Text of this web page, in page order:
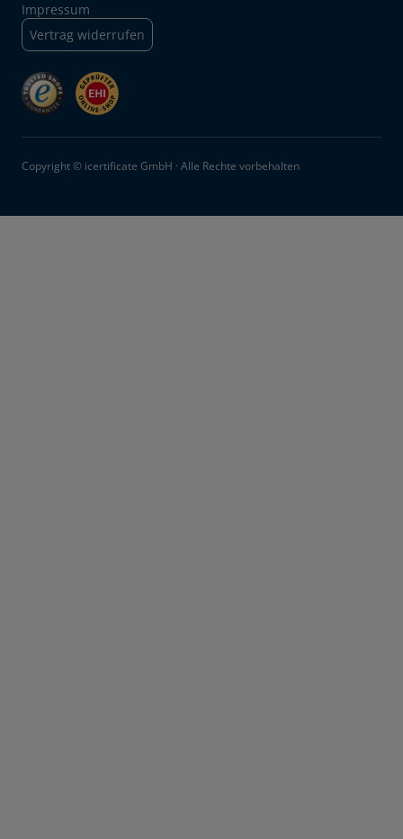
Impressum
Vertrag widerrufen
Copyright © icertificate GmbH · Alle Rechte vorbehalten